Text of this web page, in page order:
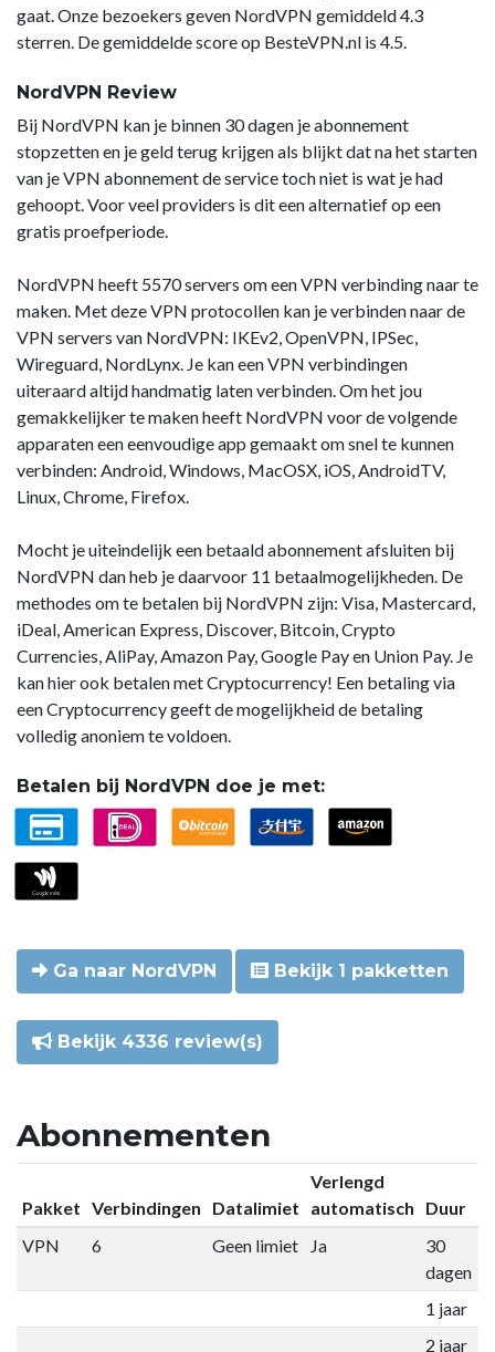
gaat. Onze bezoekers geven NordVPN gemiddeld 4.3
sterren. De gemiddelde score op BesteVPN.nl is 4.5.
NordVPN Review
Bij NordVPN kan je binnen 30 dagen je abonnement
stopzetten en je geld terug krijgen als blijkt dat na het starten
van je VPN abonnement de service toch niet is wat je had
gehoopt. Voor veel providers is dit een alternatief op een
gratis proefperiode.
NordVPN heeft 5570 servers om een VPN verbinding naar te
maken. Met deze VPN protocollen kan je verbinden naar de
VPN servers van NordVPN: IKEv2, OpenVPN, IPSec,
Wireguard, NordLynx. Je kan een VPN verbindingen
uiteraard altijd handmatig laten verbinden. Om het jou
gemakkelijker te maken heeft NordVPN voor de volgende
apparaten een eenvoudige app gemaakt om snel te kunnen
verbinden: Android, Windows, MacOSX, iOS, AndroidTV,
Linux, Chrome, Firefox.
Mocht je uiteindelijk een betaald abonnement afsluiten bij
NordVPN dan heb je daarvoor 11 betaalmogelijkheden. De
methodes om te betalen bij NordVPN zijn: Visa, Mastercard,
iDeal, American Express, Discover, Bitcoin, Crypto
Currencies, AliPay, Amazon Pay, Google Pay en Union Pay. Je
kan hier ook betalen met Cryptocurrency! Een betaling via
een Cryptocurrency geeft de mogelijkheid de betaling
volledig anoniem te voldoen.
Betalen bij NordVPN doe je met:
Ga naar NordVPN Bekijk 1 pakketten
Bekijk 4336 review(s)
Abonnementen
Pakket Verbindingen Datalimiet
Verlengd
automatisch
Duur
VPN
6 Geen limiet Ja
30
dagen
1 jaar
2 jaar